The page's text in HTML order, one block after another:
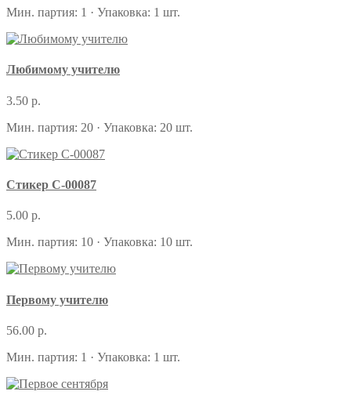
Мин. партия: 1 · Упаковка: 1 шт.
Любимому учителю
3.50 р.
Мин. партия: 20 · Упаковка: 20 шт.
Стикер С-00087
5.00 р.
Мин. партия: 10 · Упаковка: 10 шт.
Первому учителю
56.00 р.
Мин. партия: 1 · Упаковка: 1 шт.